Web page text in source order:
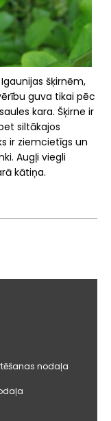
šķirnēm,
guva tikai pēc
kara. Šķirne ir
siltākajos
ir ziemcietīgs un
Augļi viegli
kātiņa.
nodaļa